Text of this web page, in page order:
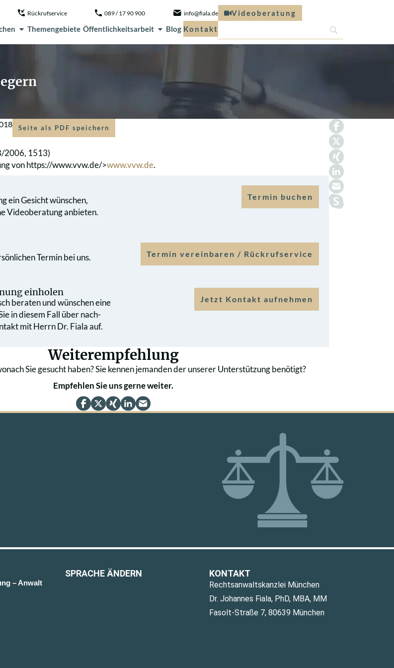
Rückrufservice 089 / 17 90 900 info@fiala.de
Themengebiete Öffentlichkeitsarbeit Blog Kontakt
Videoberatung
Seite als PDF speichern
2006, 1513)
vonhttps://www.vvw.de/>www.vvw.de.
ein Gesicht wünschen,
Videoberatung anbieten.
Termin buchen
Termin bei uns. Termin vereinbaren / Rückrufservice
einholen
beraten und wünschen eine
in diesem Fall über nach­
mit Herrn Dr. Fiala auf.
Jetzt Kontakt aufnehmen
Weiterempfehlung
Sie gesucht haben? Sie kennen jemanden der unserer Unterstützung benötigt?
Empfehlen Sie uns gerne weiter.
– Anwalt
SPRACHE ÄNDERN KONTAKT
Rechtsanwaltskanzlei München
Dr. Johannes Fiala, PhD, MBA, MM
Fasolt-Straße 7, 80639 München